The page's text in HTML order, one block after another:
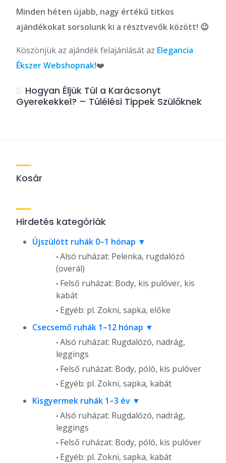
Minden héten újabb, nagy értékű titkos
ajándékokat sorsolunk ki a résztvevők között! 😉
Köszönjük az ajándék felajánlását az Elegancia
Ékszer Webshopnak!❤️
Hogyan Éljük Túl a Karácsonyt
Gyerekekkel? – Túlélési Tippek Szülőknek
Kosár
Hirdetés kategóriák
Újszülött ruhák 0–1 hónap
Alsó ruházat: Pelenka, rugdalózó
(overál)
Felső ruházat: Body, kis pulóver, kis
kabát
Egyéb: pl. Zokni, sapka, előke
Csecsemő ruhák 1–12 hónap
Alsó ruházat: Rugdalózó, nadrág,
leggings
Felső ruházat: Body, póló, kis pulóver
Egyéb: pl. Zokni, sapka, kabát
Kisgyermek ruhák 1–3 év
Alsó ruházat: Rugdalózó, nadrág,
leggings
Felső ruházat: Body, póló, kis pulóver
Egyéb: pl. Zokni, sapka, kabát